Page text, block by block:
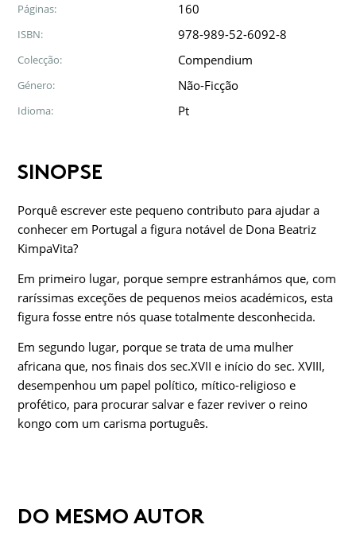
Páginas: 160
ISBN: 978-989-52-6092-8
Colecção: Compendium
Género: Não-Ficção
Idioma: Pt
SINOPSE
Porquê escrever este pequeno contributo para ajudar a
conhecer em Portugal a figura notável de Dona Beatriz
KimpaVita?
Em primeiro lugar, porque sempre estranhámos que, com
raríssimas exceções de pequenos meios académicos, esta
figura fosse entre nós quase totalmente desconhecida.
Em segundo lugar, porque se trata de uma mulher
africana que, nos finais dos sec.XVII e início do sec. XVIII,
desempenhou um papel político, mítico-religioso e
profético, para procurar salvar e fazer reviver o reino
kongo com um carisma português.
DO MESMO AUTOR